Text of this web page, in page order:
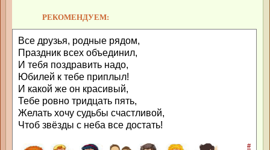
РЕКОМЕНДУЕМ:
Все друзья, родные рядом,
Праздник всех объединил,
И тебя поздравить надо,
Юбилей к тебе приплыл!
И какой же он красивый,
Тебе ровно тридцать пять,
Желать хочу судьбы счастливой,
Чтоб звёзды с неба все достать!
#